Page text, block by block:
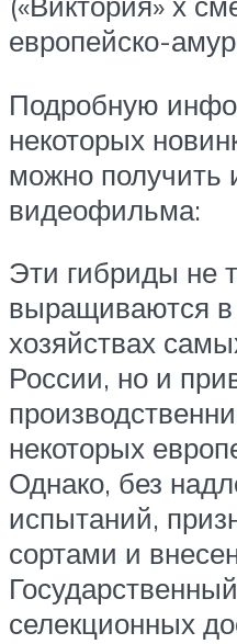
европейско-
Подробную
некоторых
можно получить
видеофильма:
Эти гибриды не
выращиваются
хозяйствах
России, но и
некоторых
Однако, без
испытаний,
сортами и
селекционных